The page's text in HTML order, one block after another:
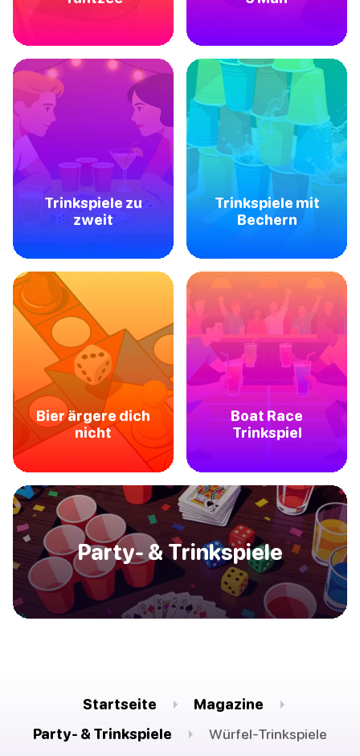
Trinkspiele zu
zweit
Trinkspiele mit
Bechern
Bier ärgere dich
nicht
Boat Race
Trinkspiel
Party- & Trinkspiele
Startseite
Magazine
Party- & Trinkspiele
Würfel-Trinkspiele